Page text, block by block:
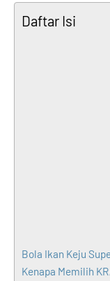
Daftar Isi
Bola Ikan Keju
Kenapa Memilih